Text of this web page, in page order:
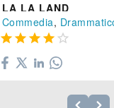
LA LA LAND
Commedia,
    